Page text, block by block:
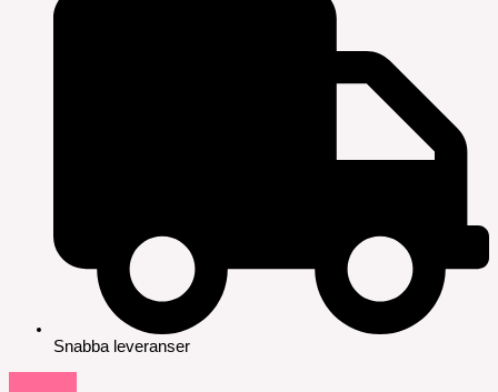
Snabba leveranser